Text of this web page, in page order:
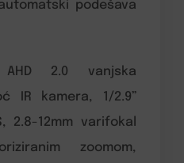
podešava
2.0 vanjska
IR kamera, 1/2.9”
2.8-12mm varifokal
zoomom,